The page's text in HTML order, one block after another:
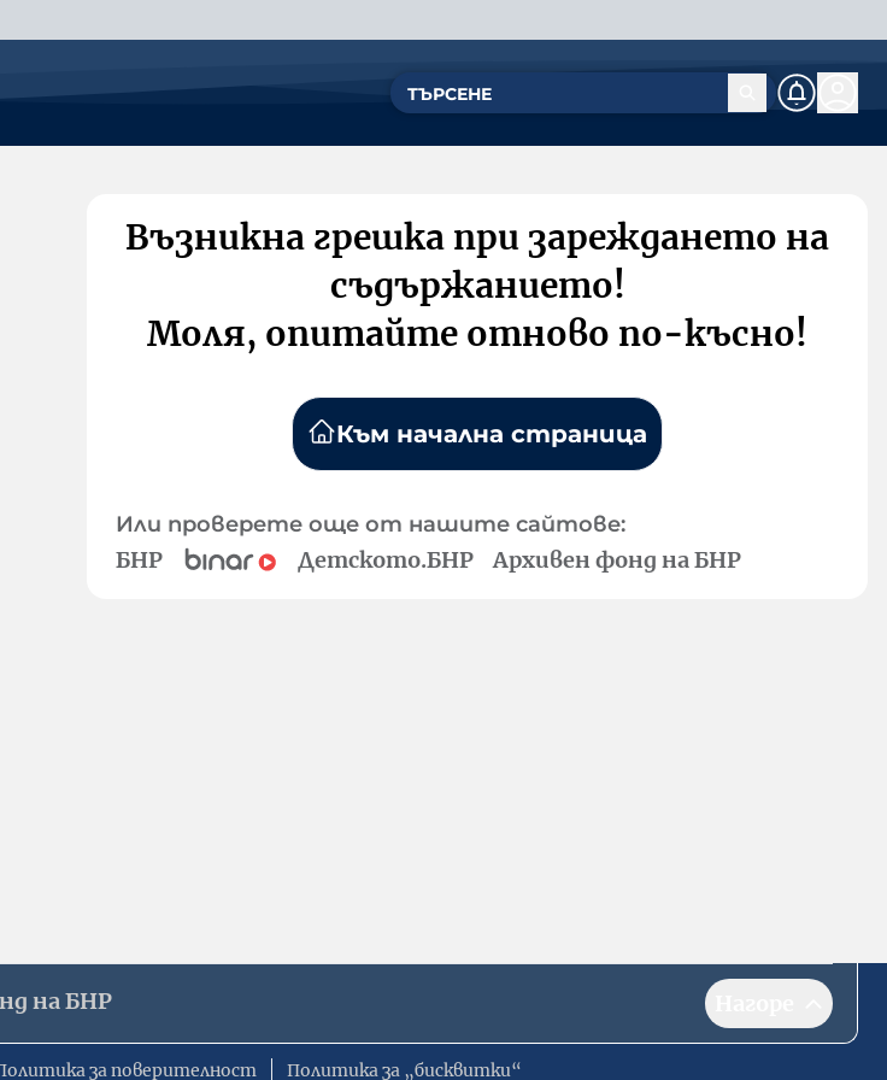
Възникна грешка при зареждането на
съдържанието!
Моля, опитайте отново по-късно!
Към начална страница
Или проверете още от нашите сайтове:
БНР Детското.БНР Архивен фонд на БНР
на БНР
за поверителност Политика за „бисквитки“